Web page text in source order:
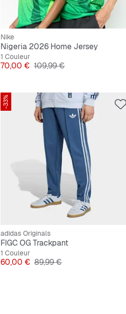
Nike
Nigeria 2026 Home Jersey
1 Couleur
Prix
70,00 € Prix original
109,99 €
-33%
adidas Originals
FIGC OG Trackpant
1 Couleur
Prix
60,00 € Prix original
89,99 €